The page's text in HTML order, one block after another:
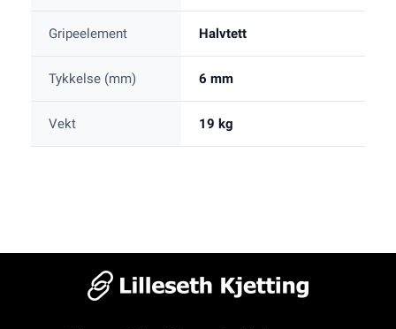
Gripeelement Halvtett
Tykkelse (mm) 6 mm
Vekt 19 kg